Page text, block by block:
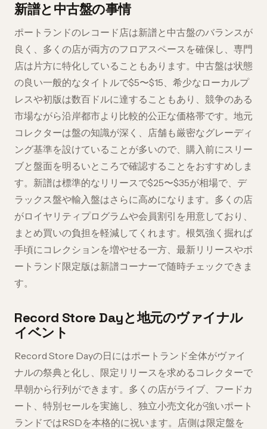
新譜と中古盤の事情
ポートランドのレコード店は新譜と中古盤のバランスが
良く、多くの店が両方のフロアスペースを確保し、専門
店は片方に特化していることもあります。中古盤は状態
の良い一般的なタイトルで$5〜$15、希少なローカルプ
レスや初版は数百ドルに達することもあり、競争のある
市場ながら沿岸都市より比較的公正な価格帯です。地元
コレクターは盤の知識が深く、店舗も厳密なグレーディ
ング基準を設けていることが多いので、購入前にスリー
ブと盤面を明るいところで確認することをおすすめしま
す。新譜は標準的なリリースで$25〜$35が相場で、デ
ラックス盤や輸入盤はさらに高めになります。多くの店
がロイヤリティプログラムや会員割引を用意しており、
まとめ買いの負担を軽減してくれます。根気強く掘れば
手頃にコレクションを増やせる一方、最新リリースやポ
ートランド限定版は新譜コーナーで随時チェックできま
す。
Record Store Dayと地元のヴァイナル
イベント
Record Store Dayの日にはポートランド全体がヴァイ
ナルの祭典と化し、限定リリースを求めるコレクターで
早朝から行列ができます。多くの店がライブ、フードカ
ート、特別セールを実施し、独立小売文化が強いポート
ランドではRSDを本格的に祝います。店側は限定盤を